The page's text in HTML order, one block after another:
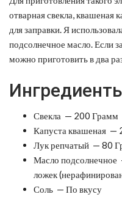
отварная свекла, квашеная
для заправки. Я
подсолнечное масло. Если
можно приготовить в два
Свекла — 200 Грамм
Капуста квашеная —
Лук репчатый — 80
Масло
ложек
Соль — По вкусу